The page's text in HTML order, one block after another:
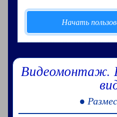
Начать
Видеомонтаж.
●